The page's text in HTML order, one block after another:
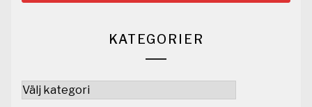
KATEGORIER
Kategorier